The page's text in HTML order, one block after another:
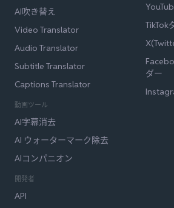
AI吹き替え
Video Translator
Audio Translator
Subtitle Translator
Captions Translator
動画ツール
AI字幕消去
AI ウォーターマーク除去
AIコンパニオン
開発者
API
TikTok
ダー